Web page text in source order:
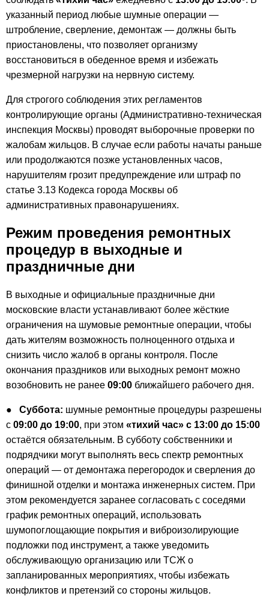
указанный период любые шумные операции —
штробление, сверление, демонтаж — должны быть
приостановлены, что позволяет организму
восстановиться в обеденное время и избежать
чрезмерной нагрузки на нервную систему.
Для строгого соблюдения этих регламентов
контролирующие органы (Административно-техническая
инспекция Москвы) проводят выборочные проверки по
жалобам жильцов. В случае если работы начаты раньше
или продолжаются позже установленных часов,
нарушителям грозит предупреждение или штраф по
статье 3.13 Кодекса города Москвы об
административных правонарушениях.
Режим проведения ремонтных
процедур в выходные и
праздничные дни
В выходные и официальные праздничные дни
московские власти устанавливают более жёсткие
ограничения на шумовые ремонтные операции, чтобы
дать жителям возможность полноценного отдыха и
снизить число жалоб в органы контроля. После
окончания праздников или выходных ремонт можно
возобновить не ранее 09:00 ближайшего рабочего дня.
● Суббота: шумные ремонтные процедуры разрешены
с 09:00 до 19:00, при этом «тихий час» с 13:00 до 15:00
остаётся обязательным. В субботу собственники и
подрядчики могут выполнять весь спектр ремонтных
операций — от демонтажа перегородок и сверления до
финишной отделки и монтажа инженерных систем. При
этом рекомендуется заранее согласовать с соседями
график ремонтных операций, использовать
шумопоглощающие покрытия и виброизолирующие
подложки под инструмент, а также уведомить
обслуживающую организацию или ТСЖ о
запланированных мероприятиях, чтобы избежать
конфликтов и претензий со стороны жильцов.